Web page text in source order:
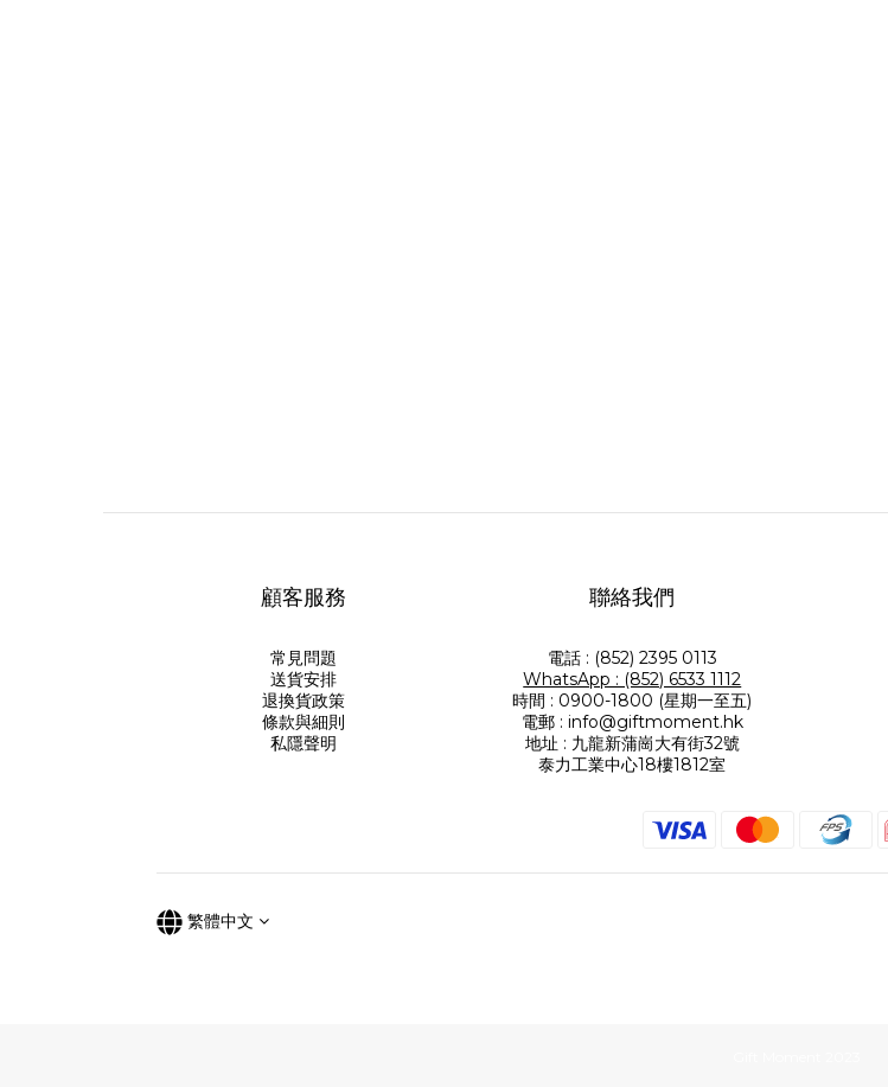
顧客服務
常見問題
送貨安排
退換貨政策
條款與細則
私隱聲明
聯絡我們
電話 : (852) 2395 0113
WhatsApp : (852) 6533 1112
時間 : 0900-1800 (星期一至五)
電郵 : info@giftmoment.hk
地址 : 九龍新蒲崗大有街32號
泰力工業中心18樓1812室
繁體中文